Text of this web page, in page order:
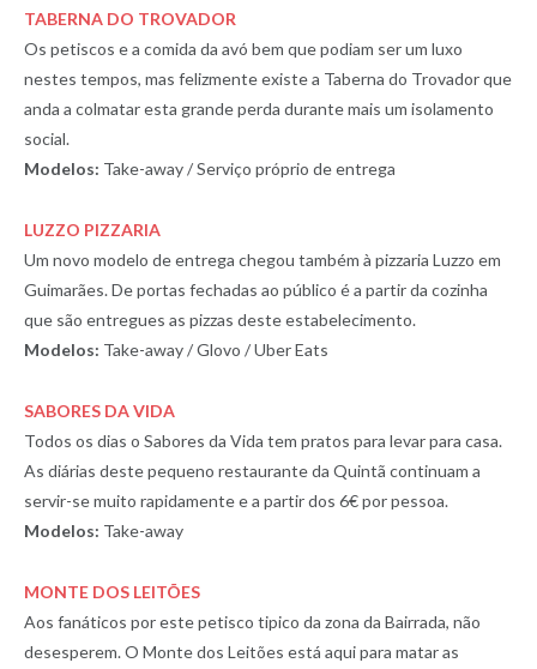
TABERNA DO TROVADOR
Os petiscos e a comida da avó bem que podiam ser um luxo
nestes tempos, mas felizmente existe a Taberna do Trovador que
anda a colmatar esta grande perda durante mais um isolamento
social.
Modelos: Take-away / Serviço próprio de entrega
LUZZO PIZZARIA
Um novo modelo de entrega chegou também à pizzaria Luzzo em
Guimarães. De portas fechadas ao público é a partir da cozinha
que são entregues as pizzas deste estabelecimento.
Modelos: Take-away / Glovo / Uber Eats
SABORES DA VIDA
Todos os dias o Sabores da Vida tem pratos para levar para casa.
As diárias deste pequeno restaurante da Quintã continuam a
servir-se muito rapidamente e a partir dos 6€ por pessoa.
Modelos: Take-away
MONTE DOS LEITÕES
Aos fanáticos por este petisco tipico da zona da Bairrada, não
desesperem. O Monte dos Leitões está aqui para matar as